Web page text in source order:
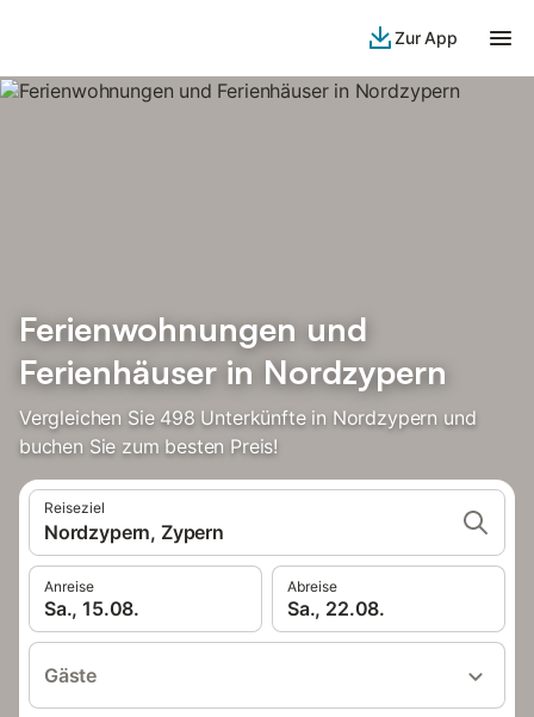
Zur App
Ferienwohnungen und
Ferienhäuser in Nordzypern
Vergleichen Sie 498 Unterkünfte in Nordzypern und
buchen Sie zum besten Preis!
Reiseziel
Nordzypern, Zypern
Anreise
Sa., 15.08.
Abreise
Sa., 22.08.
Gäste